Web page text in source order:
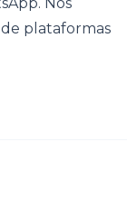
plataformas